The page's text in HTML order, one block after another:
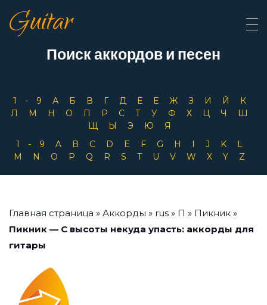
Guitar
Поиск аккордов и песен
1-9 А Б В Г Д Ё Е Ж З И Й
К
Л
М Н О П Р С Т У Ф Х Ц Ч
Ш
Щ
Ы Э Ю
Я
1-9
A B C D E F G H I J K
L
M
N O P Q R S T U V W X Y Z
Главная страница » Аккорды » rus » П » Пикник »
Пикник — С высоты некуда упасть: аккорды для
гитары